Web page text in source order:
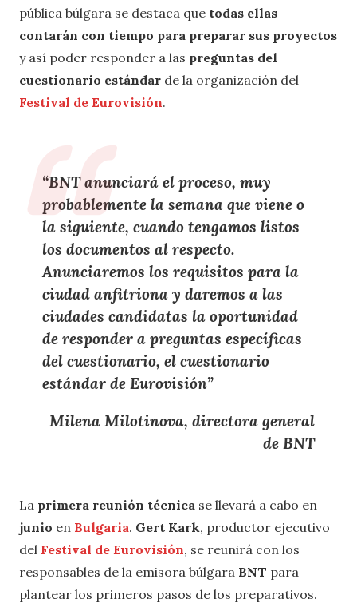
pública búlgara se destaca que todas ellas
contarán con tiempo para preparar sus proyectos
y así poder responder a las preguntas del
cuestionario estándar de la organización del
Festival de Eurovisión.
“BNT anunciará el proceso, muy
probablemente la semana que viene o
la siguiente, cuando tengamos listos
los documentos al respecto.
Anunciaremos los requisitos para la
ciudad anfitriona y daremos a las
ciudades candidatas la oportunidad
de responder a preguntas específicas
del cuestionario, el cuestionario
estándar de Eurovisión”
Milena Milotinova, directora general
de BNT
La primera reunión técnica se llevará a cabo en
junio en Bulgaria. Gert Kark, productor ejecutivo
del Festival de Eurovisión, se reunirá con los
responsables de la emisora búlgara BNT para
plantear los primeros pasos de los preparativos.